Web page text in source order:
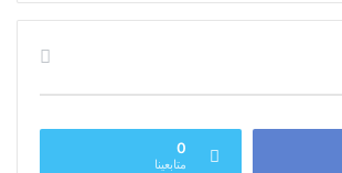
0
متابعينا